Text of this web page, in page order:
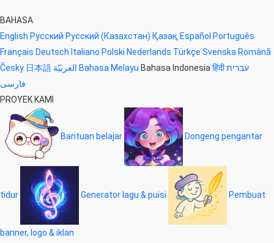
BAHASA
English Русский Русский (Казахстан) Қазақ Español Português
Français Deutsch Italiano Polski Nederlands Türkçe Svenska Română
Česky 日本語 Bahasa Melayu Bahasa Indonesia हिंदीעברית
فارسی
PROYEK KAMI
Bantuan belajar Dongeng pengantar
tidur Generator lagu & puisi Pembuat
banner, logo & iklan